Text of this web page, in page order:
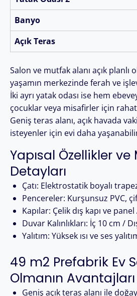
Banyo
Açık Teras
Salon ve mutfak alanı açık planlı
yaşamın merkezinde ferah ve
İki ayrı yatak odası ise hem
çocuklar veya misafirler için
Geniş teras alanı, açık havada
isteyenler için evi daha
Yapısal Özellikler
Detayları
Çatı: Elektrostatik boyalı
Pencereler: Kurşunsuz PVC,
Kapılar: Çelik dış kapı ve
Duvar Kalınlıkları: İç 10 cm /
Yalıtım: Yüksek ısı ve ses
49 m2 Prefabrik Ev
Olmanın Avantajları
Geniş açık teras alanı ile